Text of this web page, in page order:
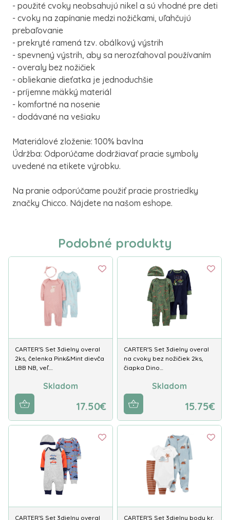
- použité cvoky neobsahujú nikel a sú vhodné pre deti
- cvoky na zapínanie medzi nožičkami, uľahčujú
prebaľovanie
- prekryté ramená tzv. obálkový výstrih
- spevnený výstrih, aby sa nerozťahoval používaním
- overaly bez nožičiek
- obliekanie dieťatka je jednoduchšie
- príjemne mäkký materiál
- komfortné na nosenie
- dodávané na vešiaku
Materiálové zloženie: 100% bavlna
Údržba: Odporúčame dodržiavať pracie symboly
uvedené na etikete výrobku.
Na pranie odporúčame použiť pracie prostriedky
značky Chicco. Nájdete na našom eshope.
Podobné produkty
CARTER'S Set 3dielny overal
2ks, čelenka Pink&Mint dievča
LBB NB, veľ.…
Skladom
17.50€
CARTER'S Set 3dielny overal
na cvoky bez nožičiek 2ks,
čiapka Dino…
Skladom
15.75€
CARTER'S Set 3dielny overal CARTER'S Set 3dielny body kr.